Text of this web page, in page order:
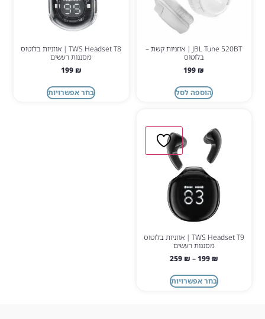
JBL Tune 520BT | אוזניות קשת –
בלוטוס
199 ₪
הוספה לסל
TWS Headset T8 | אוזניות בלוטוס
מסננות רעשים
199 ₪
בחר אפשרויות
TWS Headset T9 | אוזניות בלוטוס
מסננות רעשים
199 ₪
–
259 ₪
בחר אפשרויות